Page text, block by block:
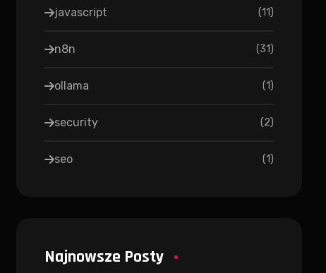
javascript (11)
n8n (31)
ollama (1)
security (2)
seo (1)
Najnowsze Posty